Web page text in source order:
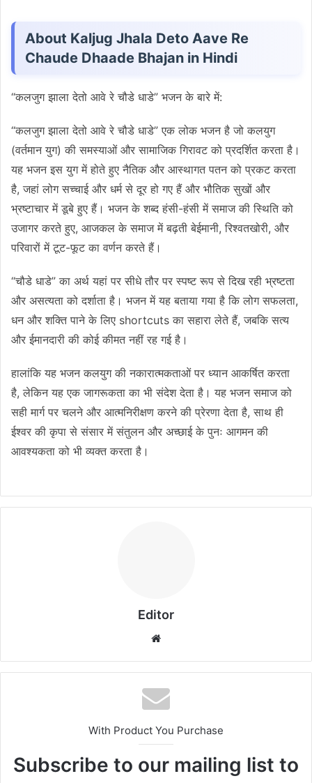
About Kaljug Jhala Deto Aave Re
Chaude Dhaade Bhajan in Hindi
“कलजुग झाला देतो आवे रे चौडे धाडे” भजन के बारे में:
“कलजुग झाला देतो आवे रे चौडे धाडे” एक लोक भजन है जो कलयुग
(वर्तमान युग) की समस्याओं और सामाजिक गिरावट को प्रदर्शित करता है।
यह भजन इस युग में होते हुए नैतिक और आस्थागत पतन को प्रकट करता
है, जहां लोग सच्चाई और धर्म से दूर हो गए हैं और भौतिक सुखों और
भ्रष्टाचार में डूबे हुए हैं। भजन के शब्द हंसी-हंसी में समाज की स्थिति को
उजागर करते हुए, आजकल के समाज में बढ़ती बेईमानी, रिश्वतखोरी, और
परिवारों में टूट-फूट का वर्णन करते हैं।
“चौडे धाडे” का अर्थ यहां पर सीधे तौर पर स्पष्ट रूप से दिख रही भ्रष्टता
और असत्यता को दर्शाता है। भजन में यह बताया गया है कि लोग सफलता,
धन और शक्ति पाने के लिए shortcuts का सहारा लेते हैं, जबकि सत्य
और ईमानदारी की कोई कीमत नहीं रह गई है।
हालांकि यह भजन कलयुग की नकारात्मकताओं पर ध्यान आकर्षित करता
है, लेकिन यह एक जागरूकता का भी संदेश देता है। यह भजन समाज को
सही मार्ग पर चलने और आत्मनिरीक्षण करने की प्रेरणा देता है, साथ ही
ईश्वर की कृपा से संसार में संतुलन और अच्छाई के पुनः आगमन की
आवश्यकता को भी व्यक्त करता है।
Editor
With Product You Purchase
Subscribe to our mailing list to